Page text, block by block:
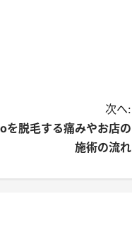
次へ:
脱毛する痛みやお店の
施術の流れ